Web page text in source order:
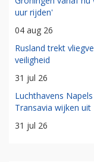
uur rijden'
04 aug 26
Rusland trekt
veiligheid
31 jul 26
Luchthavens
Transavia wijken uit
31 jul 26